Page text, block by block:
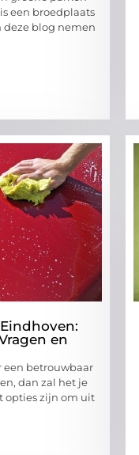
een broedplaats
deze blog nemen
en
een betrouwbaar
dan zal het je
opties zijn om uit